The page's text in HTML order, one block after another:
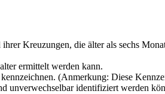
Kreuzungen, die älter als sechs
ermittelt werden kann.
(Anmerkung: Diese
unverwechselbar identifiziert werden